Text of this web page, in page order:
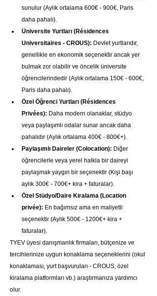
sunulur (Aylık ortalama 600€ - 900€, Paris
daha pahalı).
Üniversite Yurtları (Résidences
Universitaires - CROUS): Devlet yurtlarıdır,
genellikle en ekonomik seçenektir ancak yer
bulmak zor olabilir ve öncelik üniversite
öğrencilerindedir (Aylık ortalama 150€ - 600€,
Paris daha pahalı).
Özel Öğrenci Yurtları (Résidences
Privées): Daha modern olanaklar, stüdyo
veya paylaşımlı odalar sunar ancak daha
pahalıdır (Aylık ortalama 400€ - 800€+).
Paylaşımlı Daireler (Colocation): Diğer
öğrencilerle veya yerel halkla bir daireyi
paylaşmak yaygın bir seçenektir (Kişi başı
aylık 300€ - 700€+ kira + faturalar).
Özel Stüdyo/Daire Kiralama (Location
privée): En bağımsız ama en maliyetli
seçenektir (Aylık 500€ - 1200€+ kira +
faturalar).
TYEV üyesi danışmanlık firmaları, bütçenize ve
tercihlerinize uygun konaklama seçeneklerini (okul
konaklaması, yurt başvuruları - CROUS, özel
kiralama platformları vb.) araştırmanıza yardımcı
olur.